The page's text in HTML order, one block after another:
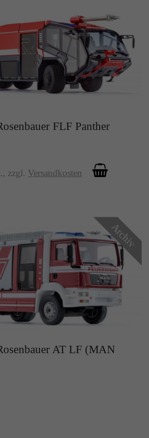
FLF Panther
, zzgl. Versandkosten
Archiv
AT LF (MAN